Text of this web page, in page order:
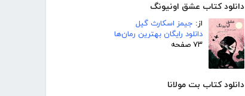
دانلود کتاب عشق اونیونگ
از: جیمز اسکارث گیل
دانلود رایگان بهترین رمان‌ها
۷۳ صفحه
دانلود کتاب بت مولانا